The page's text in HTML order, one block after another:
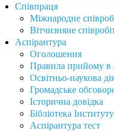
Співпраця
Міжнародне
Вітчизняне
Аспірантура
Оголошення
Правила прийому в
Освітньо-наукова
Громадське
Історична довідка
Бібліотека Інституту
Аспірантура тест